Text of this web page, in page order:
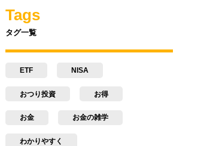
Tags
タグ一覧
ETF NISA
おつり投資 お得
お金 お金の雑学
わかりやすく